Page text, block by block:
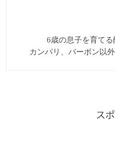
6歳の息子を育てる
カンパリ、バーボン以
ス